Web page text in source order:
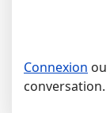
Connexion ou
conversation.